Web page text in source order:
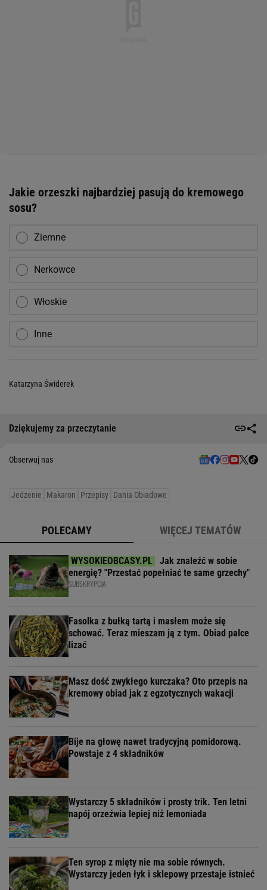
Jakie orzeszki najbardziej pasują do kremowego
sosu?
Ziemne
Nerkowce
Włoskie
Inne
Katarzyna Świderek
Dziękujemy za przeczytanie
Obserwuj nas
Jedzenie Makaron Przepisy Dania Obiadowe
POLECAMY WIĘCEJ TEMATÓW
Jak znaleźć w sobie
energię? "Przestać popełniać te same grzechy"
SUBSKRYPCJA
Fasolka z bułką tartą i masłem może się
schować. Teraz mieszam ją z tym. Obiad palce
lizać
Masz dość zwykłego kurczaka? Oto przepis na
kremowy obiad jak z egzotycznych wakacji
Bije na głowę nawet tradycyjną pomidorową.
Powstaje z 4 składników
Wystarczy 5 składników i prosty trik. Ten letni
napój orzeźwia lepiej niż lemoniada
Ten syrop z mięty nie ma sobie równych.
Wystarczy jeden łyk i sklepowy przestaje istnieć